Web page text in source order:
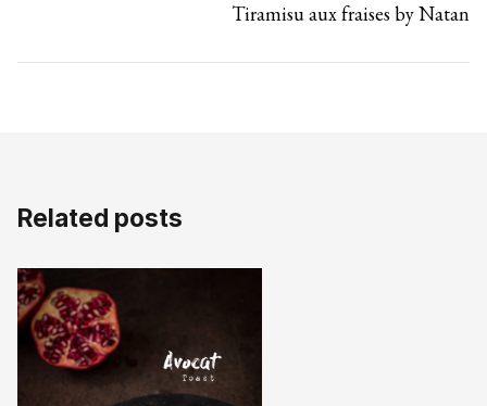
Tiramisu aux fraises by Natan
Related posts